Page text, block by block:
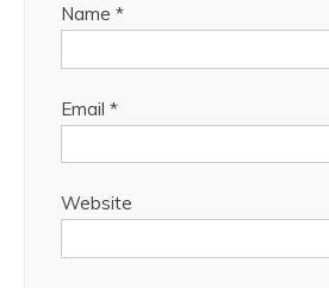
Name *
Email *
Website